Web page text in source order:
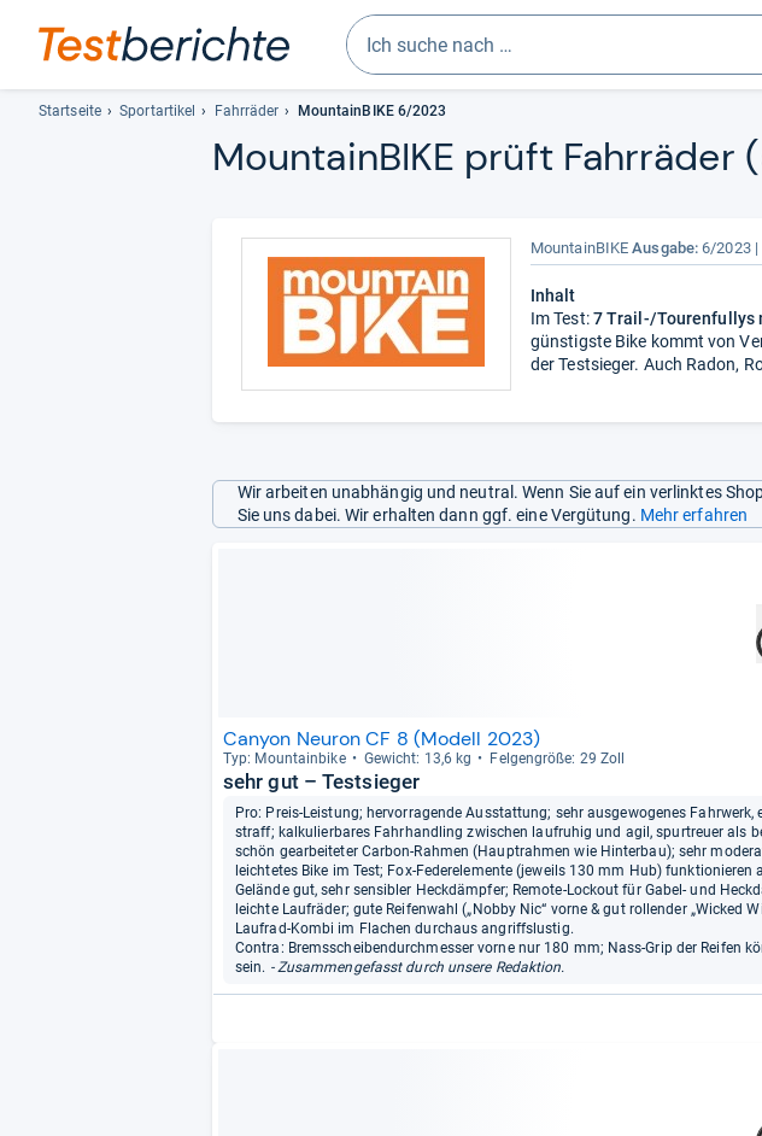
Geben
Sie
mindestens
drei
Vorschläge
erscheinen
automatisch
und
lassen
auswählen.
Startseite Sportartikel Fahrräder MountainBIKE 6/2023
Moun­tain­BIKE prüft Fahr­rä­der
MountainBIKE Ausgabe:6/2023
Inhalt
Im Test:7 Trail-/Tourenfullys
günstigste Bike kommt von
der Testsieger. Auch Radon,
Wir arbeiten unabhängig und neutral. Wenn Sie auf ein verlinktes
Sie uns dabei. Wir erhalten dann ggf. eine Vergütung. Mehr erfahren
Canyon Neuron CF 8 (Modell 2023)
Typ: Moun­tain­bike Gewicht: 13,6 kg Fel­gen­größe: 29 Zoll
sehr gut – Testsieger
Pro: Preis-Leistung; hervorragende Ausstattung; sehr ausgewogenes Fahrwerk,
straff; kalkulierbares Fahrhandling zwischen laufruhig und agil, spurtreuer als
schön gearbeiteter Carbon-Rahmen (Hauptrahmen wie Hinterbau); sehr
leichtetes Bike im Test; Fox-Federelemente (jeweils 130 mm Hub) funktionieren
Gelände gut, sehr sensibler Heckdämpfer; Remote-Lockout für Gabel- und
leichte Laufräder; gute Reifenwahl („Nobby Nic“ vorne & gut rollender „Wicked
Laufrad-Kombi im Flachen durchaus angriffslustig.
Contra: Bremsscheibendurchmesser vorne nur 180 mm; Nass-Grip der Reifen
sein. - Zusammengefasst durch unsere Redaktion.